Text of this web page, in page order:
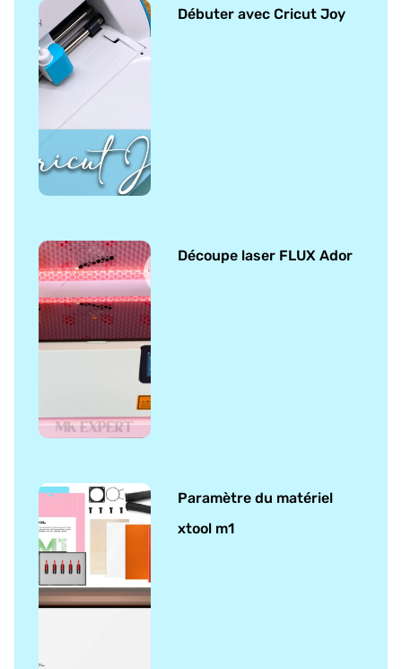
Débuter avec Cricut Joy
Découpe laser FLUX Ador
Paramètre du matériel
xtool m1